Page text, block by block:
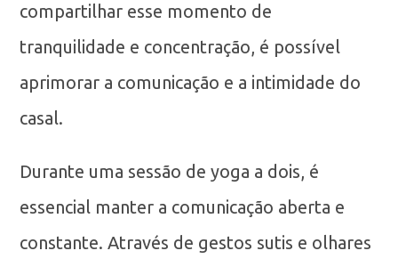
compartilhar esse momento de
tranquilidade e concentração, é possível
aprimorar a comunicação e a intimidade do
casal.
Durante uma sessão de yoga a dois, é
essencial manter a comunicação aberta e
constante. Através de gestos sutis e olhares